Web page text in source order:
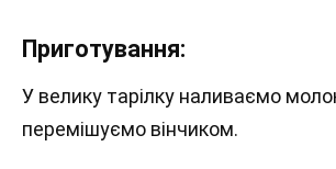
Приготування:
У велику тарілку наливаємо
перемішуємо вінчиком.